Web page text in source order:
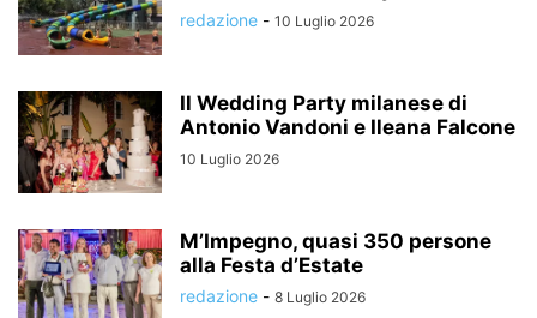
redazione - 10 Luglio 2026
Il Wedding Party milanese di
Antonio Vandoni e Ileana Falcone
10 Luglio 2026
M’Impegno, quasi 350 persone
alla Festa d’Estate
redazione - 8 Luglio 2026